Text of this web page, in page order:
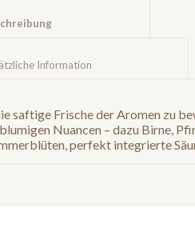
saftige Frische der Aromen zu
Nuancen – dazu Birne,
perfekt integrierte